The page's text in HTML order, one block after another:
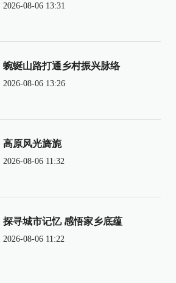
2026-08-06 13:31
蜿蜒山路打通乡村振兴脉络
2026-08-06 13:26
高原风光旖旎
2026-08-06 11:32
探寻城市记忆 感悟家乡底蕴
2026-08-06 11:22